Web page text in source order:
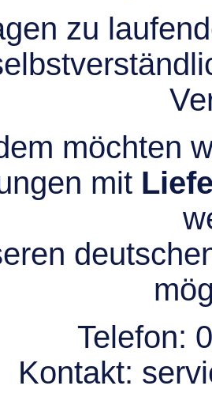
zu
möchten
mit
Telefon:
Kontakt: